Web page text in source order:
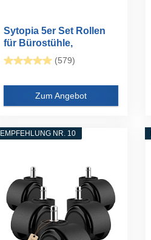
Sytopia 5er Set Rollen
für Bürostühle,
Perfekte...
(579)
Zum Angebot
EMPFEHLUNG NR. 10